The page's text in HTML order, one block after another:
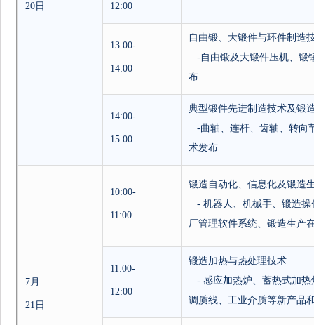
20日 12:00
13:00-
14:00
自由锻、大锻件与环件制造
-自由锻及大锻件压机、锻
布
14:00-
15:00
典型锻件先进制造技术及锻
-曲轴、连杆、齿轴、转向
术发布
7月
21 日
10:00-
11:00
锻造自动化、信息化及锻造
-机器人、机械手、锻造
厂管理软件系统、锻造生产
11:00-
12:00
锻造加热与热处理技术
-感应加热炉、蓄热式加
调质线、工业介质等新产品